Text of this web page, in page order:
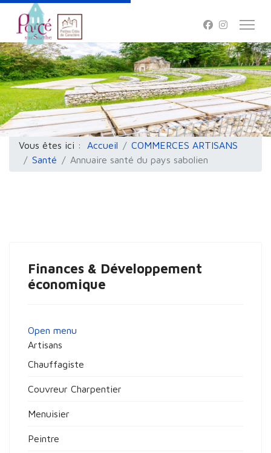
Vous êtes ici : Accueil
COMMERCES ARTISANS
Santé
Annuaire santé du pays sabolien
Finances & Développement
économique
Open menu
Artisans
Chauffagiste
Couvreur Charpentier
Menuisier
Peintre